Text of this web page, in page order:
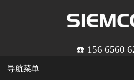
☎️ 156 6560
导航菜单